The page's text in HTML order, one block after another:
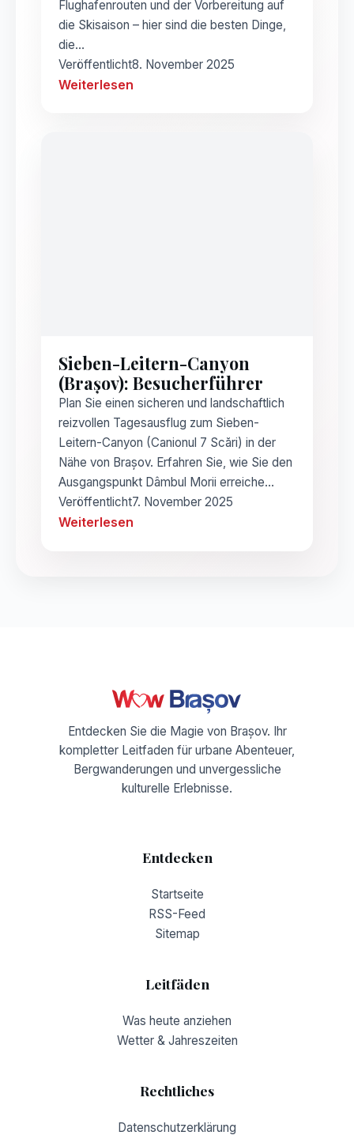
Flughafenrouten und der Vorbereitung auf
die Skisaison – hier sind die besten Dinge,
die…
Veröffentlicht8. November 2025
Weiterlesen
Sieben-Leitern-Canyon
(Brașov): Besucherführer
Plan Sie einen sicheren und landschaftlich
reizvollen Tagesausflug zum Sieben-
Leitern-Canyon (Canionul 7 Scări) in der
Nähe von Brașov. Erfahren Sie, wie Sie den
Ausgangspunkt Dâmbul Morii erreiche…
Veröffentlicht7. November 2025
Weiterlesen
Entdecken Sie die Magie von Brașov. Ihr
kompletter Leitfaden für urbane Abenteuer,
Bergwanderungen und unvergessliche
kulturelle Erlebnisse.
Entdecken
Startseite
RSS-Feed
Sitemap
Leitfäden
Was heute anziehen
Wetter & Jahreszeiten
Rechtliches
Datenschutzerklärung